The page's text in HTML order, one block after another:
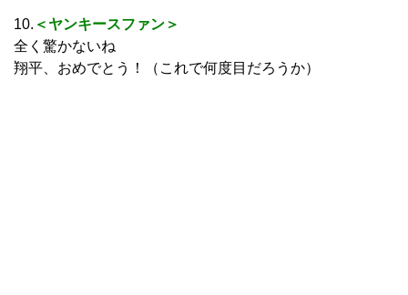
10. ＜ヤンキースファン＞
全く驚かないね
翔平、おめでとう！（これで何度目だろうか）